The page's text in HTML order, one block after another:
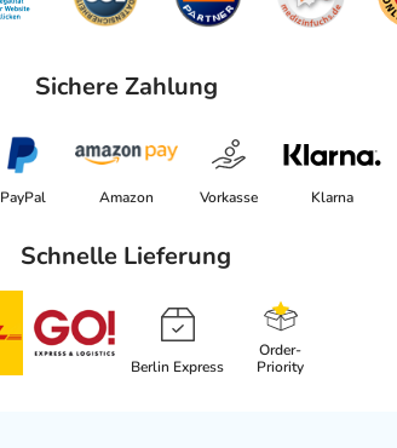
Sichere Zahlung
PayPal Amazon Vorkasse Klarna
Schnelle Lieferung
Berlin Express
Order-
Priority